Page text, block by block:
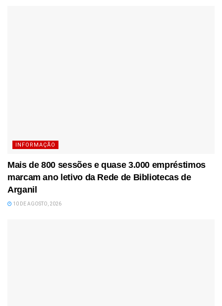
INFORMAÇÃO
Mais de 800 sessões e quase 3.000 empréstimos
marcam ano letivo da Rede de Bibliotecas de
Arganil
10 DE AGOSTO, 2026